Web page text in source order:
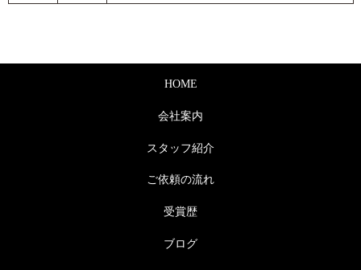
HOME
会社案内
スタッフ紹介
ご依頼の流れ
受賞歴
ブログ